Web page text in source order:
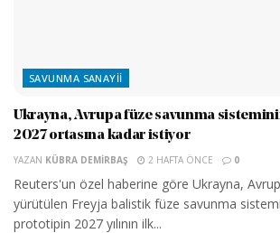
SAVUNMA SANAYII
Ukrayna, Avrupa füze savunma
2027 ortasına kadar istiyor
YAZAN KÜBRA DEMIRBAŞ 2 HAFTA ÖNCE 0
Reuters'un özel haberine göre Ukrayna,
yürütülen Freyja balistik füze savunma
prototipin 2027 yılının ilk...